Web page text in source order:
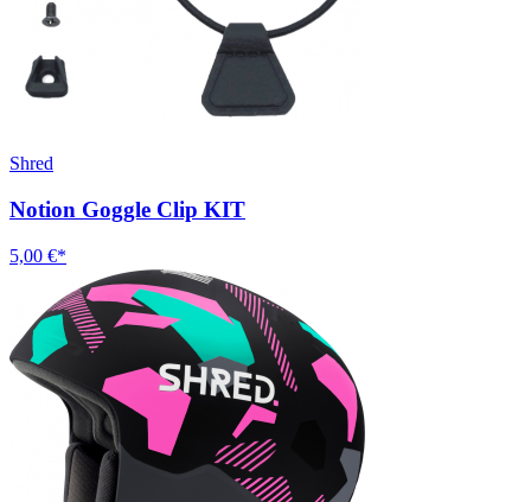
Shred
Notion Goggle Clip KIT
5,00 €*